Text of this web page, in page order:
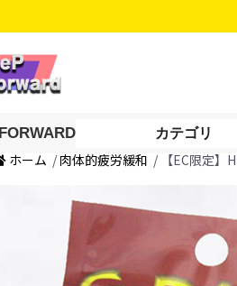
カテゴリ
ホーム / 肉体的疲労緩和 / 【EC限定】